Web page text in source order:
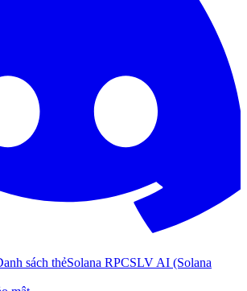
sách thẻSolana RPCSLV AI (Solana